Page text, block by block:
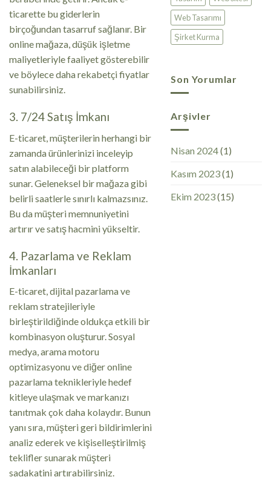
ticarette bu giderlerin
birçoğundan tasarruf sağlanır. Bir
online mağaza, düşük işletme
maliyetleriyle faaliyet gösterebilir
ve böylece daha rekabetçi fiyatlar
sunabilirsiniz.
3. 7/24 Satış İmkanı
E-ticaret, müşterilerin herhangi bir
zamanda ürünlerinizi inceleyip
satın alabileceği bir platform
sunar. Geleneksel bir mağaza gibi
belirli saatlerle sınırlı kalmazsınız.
Bu da müşteri memnuniyetini
artırır ve satış hacmini yükseltir.
4. Pazarlama ve Reklam
İmkanları
E-ticaret, dijital pazarlama ve
reklam stratejileriyle
birleştirildiğinde oldukça etkili bir
kombinasyon oluşturur. Sosyal
medya, arama motoru
optimizasyonu ve diğer online
pazarlama teknikleriyle hedef
kitleye ulaşmak ve markanızı
tanıtmak çok daha kolaydır. Bunun
yanı sıra, müşteri geri bildirimlerini
analiz ederek ve kişiselleştirilmiş
teklifler sunarak müşteri
sadakatini artırabilirsiniz.
Web Tasarımı
Şirket Kurma
Son Yorumlar
Arşivler
Nisan 2024(1)
Kasım 2023(1)
Ekim 2023(15)